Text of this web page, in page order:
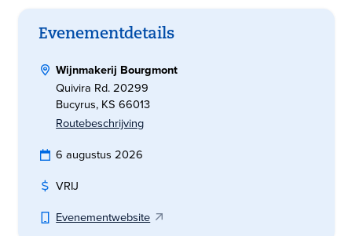
Evenementdetails
Wijnmakerij Bourgmont
Quivira Rd. 20299
Bucyrus, KS 66013
Routebeschrijving
6 augustus 2026
VRIJ
Evenementwebsite